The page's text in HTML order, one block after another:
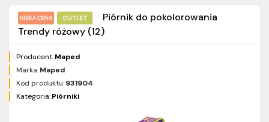
Piórnik do pokolorowania
Trendy różowy (12)
Producent:Maped
Marka:Maped
Kod produktu:931904
Kategoria:Piórniki